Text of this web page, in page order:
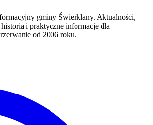
gminy Świerklany. Aktualności,
i praktyczne informacje dla
od 2006 roku.